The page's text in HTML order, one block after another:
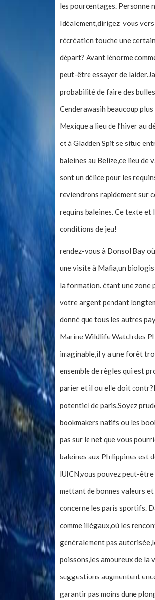
les pourcentages. Personne
Idéalement,dirigez-vous vers
récréation touche une
départ? Avant lénorme
peut-être essayer de
probabilité de faire des
Cenderawasih beaucoup
Mexique a lieu de l’hiver au
et à Gladden Spit se situe
baleines au Belize,ce lieu de
sont un délice pour les
reviendrons rapidement sur
requins baleines. Ce texte
conditions de jeu!
rendez-vous à Donsol Bay
une visite à Mafia,un
la formation. étant une zone
votre argent pendant
donné que tous les autres
Marine Wildlife Watch des
imaginable,il y a une forêt
ensemble de règles qui est
parier et il ou elle doit
potentiel de paris.Soyez
bookmakers natifs ou les
pas sur le net que vous
baleines aux Philippines est
lUICN,vous pouvez peut-
mettant de bonnes valeurs et
concerne les paris sportifs.
comme illégaux,où les
généralement pas
poissons,les amoureux de la
suggestions augmentent
garantir pas moins dune